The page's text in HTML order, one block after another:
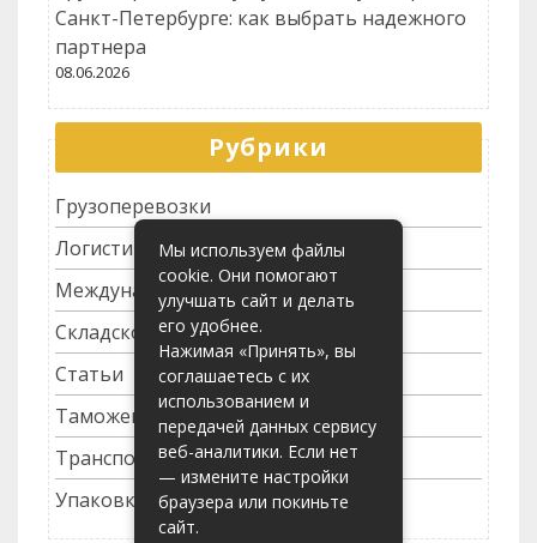
Санкт-Петербурге: как выбрать надежного
партнера
08.06.2026
Рубрики
Грузоперевозки
Логистика
Международные перевозки
Складское хозяйство
Статьи
Таможенное оформление
Транспортные услуги
Упаковка грузов
Мы используем файлы
cookie. Они помогают
улучшать сайт и делать
его удобнее.
Нажимая «Принять», вы
соглашаетесь с их
использованием и
передачей данных сервису
веб-аналитики. Если нет
— измените настройки
браузера или покиньте
сайт.